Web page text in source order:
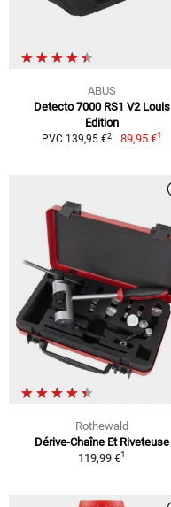
ABUS
Detecto 7000 RS1 V2 Louis
Edition
PVC 139,95 €2 89,95 €1
Rothewald
Dérive-Chaîne Et Riveteuse
119,99 €1